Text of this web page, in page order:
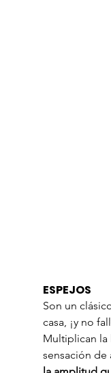
ESPEJOS
Son un
casa, ¡y no
Multiplican
sensación de